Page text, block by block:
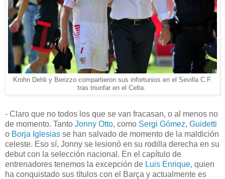
Krohn Dehli y Berizzo compartieron sus infortunios en el Sevilla C.F.
tras triunfar en el Celta.
- Claro que no todos los que se van fracasan, o al menos no
de momento. Tanto Jonny Otto, como Sergi Gómez, Guidetti
o Borja Iglesias se han salvado de momento de la maldición
celeste. Eso sí, Jonny se lesionó en su rodilla derecha en su
debut con la selección nacional. En el capítulo de
entrenadores tenemos la excepción de Luis Enrique, quien
ha conquistado sus títulos con el Barça y actualmente es